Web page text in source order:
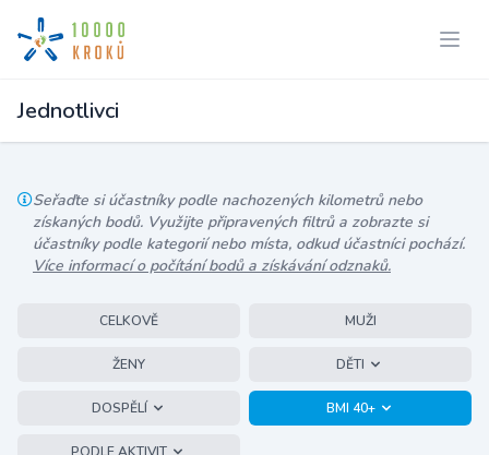
Jednotlivci
Seřaďte si účastníky podle nachozených kilometrů nebo
získaných bodů. Využijte připravených filtrů a zobrazte si
účastníky podle kategorií nebo místa, odkud účastníci pochází.
Více informací o počítání bodů a získávání odznaků.
CELKOVĚ MUŽI
ŽENY DĚTI
DOSPĚLÍ BMI 40+